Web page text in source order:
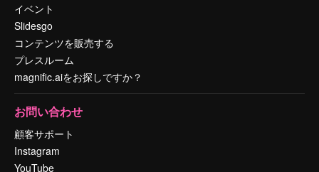
イベント
Slidesgo
コンテンツを販売する
プレスルーム
magnific.aiをお探しですか？
お問い合わせ
顧客サポート
Instagram
YouTube